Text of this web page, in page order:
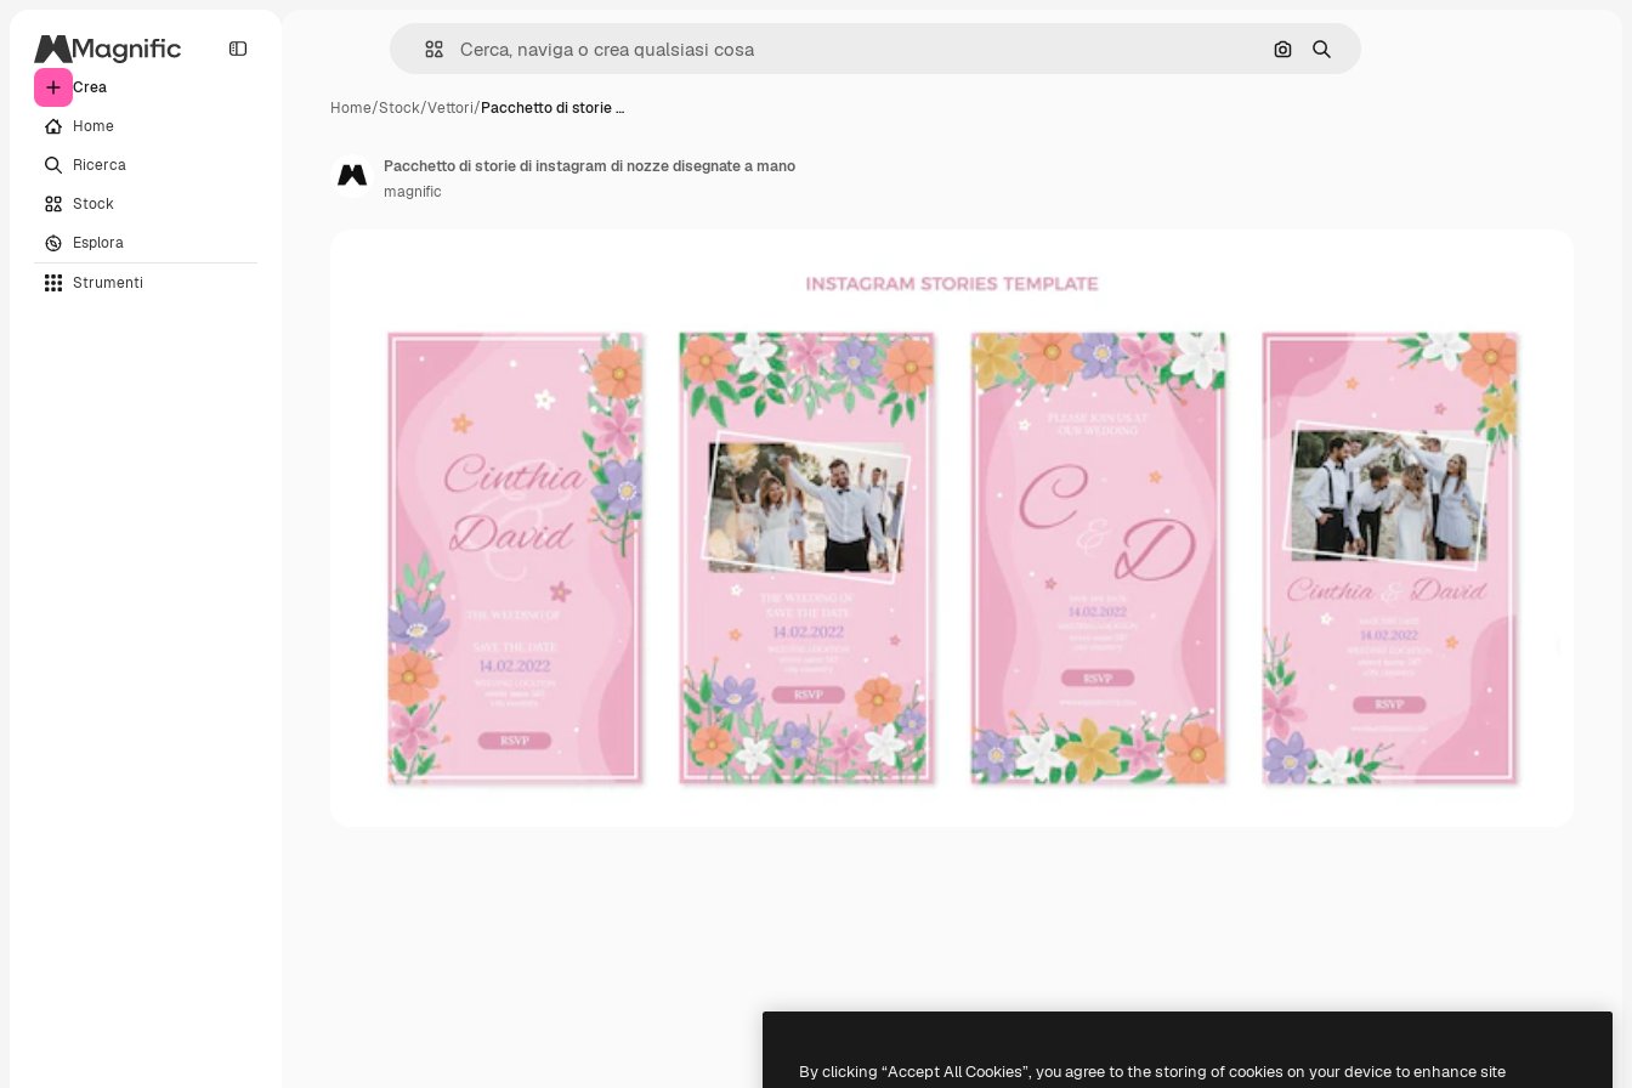
Crea
Home
Ricerca
Stock
Esplora
Strumenti
Cerca per immagine
Ricerca
Home/Stock/Vettori/Pacchetto di storie …
Pacchetto di storie di instagram di nozze disegnate a mano
magnific
By clicking “Accept All Cookies”, you agree to the storing of cookies on your device to enhance site